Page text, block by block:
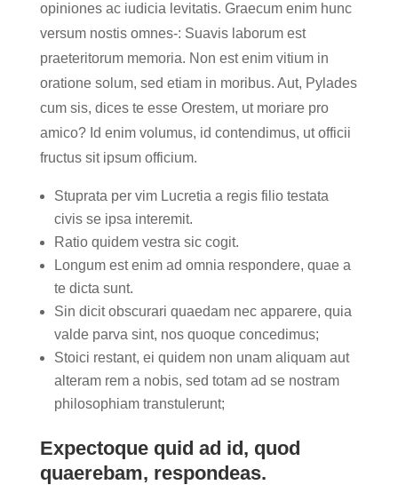
opiniones ac iudicia levitatis. Graecum enim hunc
versum nostis omnes-: Suavis laborum est
praeteritorum memoria. Non est enim vitium in
oratione solum, sed etiam in moribus. Aut, Pylades
cum sis, dices te esse Orestem, ut moriare pro
amico? Id enim volumus, id contendimus, ut officii
fructus sit ipsum officium.
Stuprata per vim Lucretia a regis filio testata
civis se ipsa interemit.
Ratio quidem vestra sic cogit.
Longum est enim ad omnia respondere, quae a
te dicta sunt.
Sin dicit obscurari quaedam nec apparere, quia
valde parva sint, nos quoque concedimus;
Stoici restant, ei quidem non unam aliquam aut
alteram rem a nobis, sed totam ad se nostram
philosophiam transtulerunt;
Expectoque quid ad id, quod
quaerebam, respondeas.